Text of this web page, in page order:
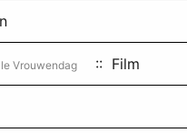
Vrouwendag :: Film